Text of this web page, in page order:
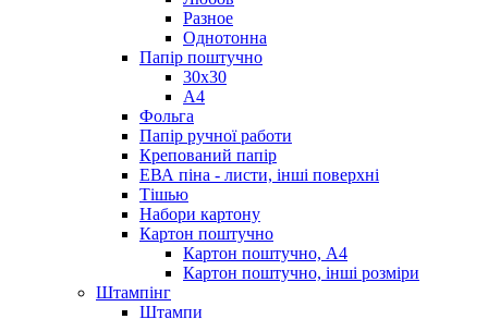
Разное
Однотонна
Папір поштучно
30х30
А4
Фольга
Папір ручної работи
Крепований папір
ЕВА піна - листи, інші поверхні
Тішью
Набори картону
Картон поштучно
Картон поштучно, А4
Картон поштучно, інші розміри
Штампінг
Штампи